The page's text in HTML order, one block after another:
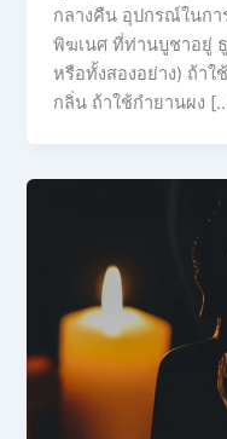
กลางคืน อุปกรณ์ในกา
พิฆเนศ ที่ท่านบูชาอยู่
หรือทั้งสองอย่าง) ถ้าใ
กลิ่น ถ้าใช้กำยานผง